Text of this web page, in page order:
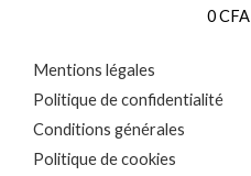
0CFA
Mentions légales
Politique de confidentialité
Conditions générales
Politique de cookies